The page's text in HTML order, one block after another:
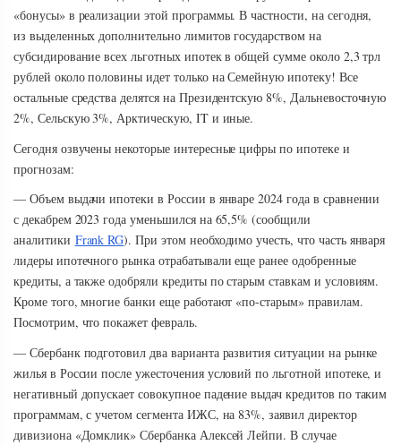
«бонусы» в реализации этой программы. В частности, на сегодня,
из выделенных дополнительно лимитов государством на
субсидирование всех льготных ипотек в общей сумме около 2,3 трл
рублей около половины идет только на Семейную ипотеку! Все
остальные средства делятся на Президентскую 8%, Дальневосточную
2%, Сельскую 3%, Арктическую, IT и иные.
Сегодня озвучены некоторые интересные цифры по ипотеке и
прогнозам:
— Объем выдачи ипотеки в России в январе 2024 года в сравнении
с декабрем 2023 года уменьшился на 65,5% (сообщили
аналитики Frank RG). При этом необходимо учесть, что часть января
лидеры ипотечного рынка отрабатывали еще ранее одобренные
кредиты, а также одобряли кредиты по старым ставкам и условиям.
Кроме того, многие банки еще работают «по-старым» правилам.
Посмотрим, что покажет февраль.
— Сбербанк подготовил два варианта развития ситуации на рынке
жилья в России после ужесточения условий по льготной ипотеке, и
негативный допускает совокупное падение выдач кредитов по таким
программам, с учетом сегмента ИЖС, на 83%, заявил директор
дивизиона «Домклик» Сбербанка Алексей Лейпи. В случае